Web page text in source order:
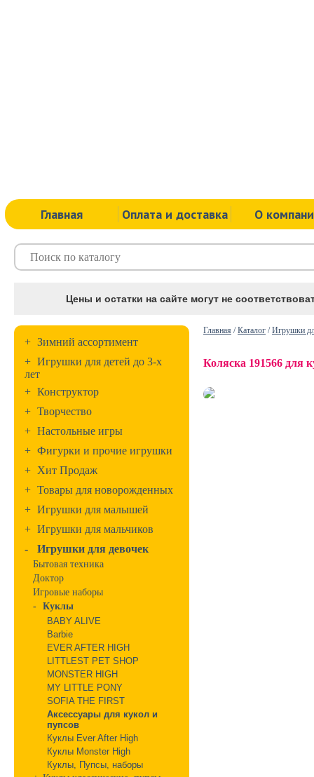
Главная Оплата и доставка О
Цены и остатки на сайте могут не
+ Зимний ассортимент
+ Игрушки для детей до 3-х
лет
+ Конструктор
+ Творчество
+ Настольные игры
+ Фигурки и прочие игрушки
+ Хит Продаж
+ Товары для новорожденных
+ Игрушки для малышей
+ Игрушки для мальчиков
-
Игрушки для девочек
Бытовая техника
Доктор
Игровые наборы
- Куклы
BABY ALIVE
Barbie
EVER AFTER HIGH
LITTLEST PET SHOP
MONSTER HIGH
MY LITTLE PONY
SOFIA THE FIRST
Аксессуары для кукол и
пупсов
Куклы Ever After High
Куклы Monster High
Куклы, Пупсы, наборы
Главная /Каталог /Игрушки
Коляска 191566 для